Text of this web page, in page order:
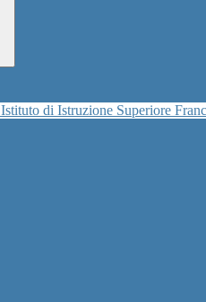
Istituto di Istruzione Superiore